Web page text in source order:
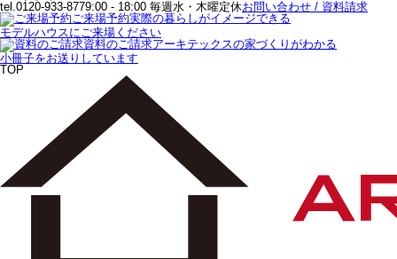
tel.0120-933-8779:00 - 18:00 毎週水・木曜定休お問い合わせ / 資料請求
ご来場予約実際の暮らしがイメージできる
モデルハウスにご来場ください
資料のご請求アーキテックスの家づくりがわかる
小冊子をお送りしています
TOP